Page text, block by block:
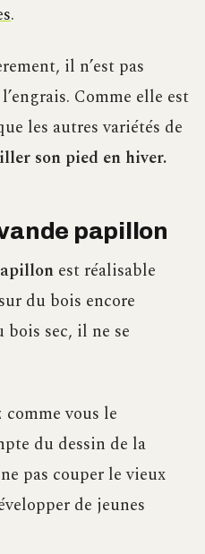
.
il n’est pas
Comme elle est
les autres variétés de
son pied en hiver.
papillon
est réalisable
du bois encore
sec, il ne se
vous le
du dessin de la
pas couper le vieux
de jeunes